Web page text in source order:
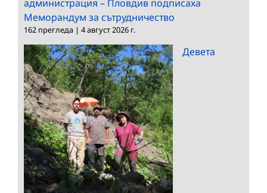
администрация – Пловдив подписаха
Меморандум за сътрудничество
162 прегледа | 4 август 2026 г.
Девета